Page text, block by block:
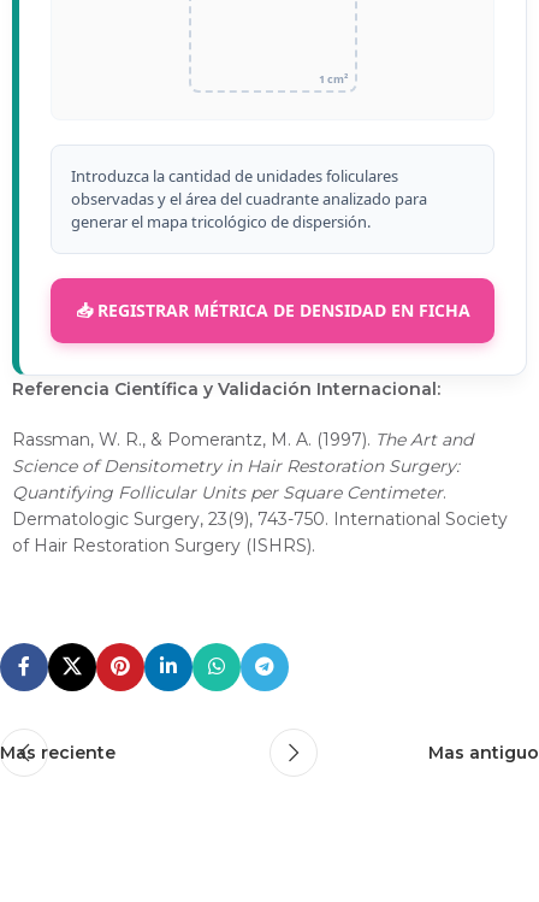
1 cm²
Introduzca la cantidad de unidades foliculares
observadas y el área del cuadrante analizado para
generar el mapa tricológico de dispersión.
📥 REGISTRAR MÉTRICA DE DENSIDAD EN FICHA
Referencia Científica y Validación Internacional:
Rassman, W. R., & Pomerantz, M. A. (1997). The Art and
Science of Densitometry in Hair Restoration Surgery:
Quantifying Follicular Units per Square Centimeter.
Dermatologic Surgery, 23(9), 743-750. International Society
of Hair Restoration Surgery (ISHRS).
Mas reciente Mas antiguo